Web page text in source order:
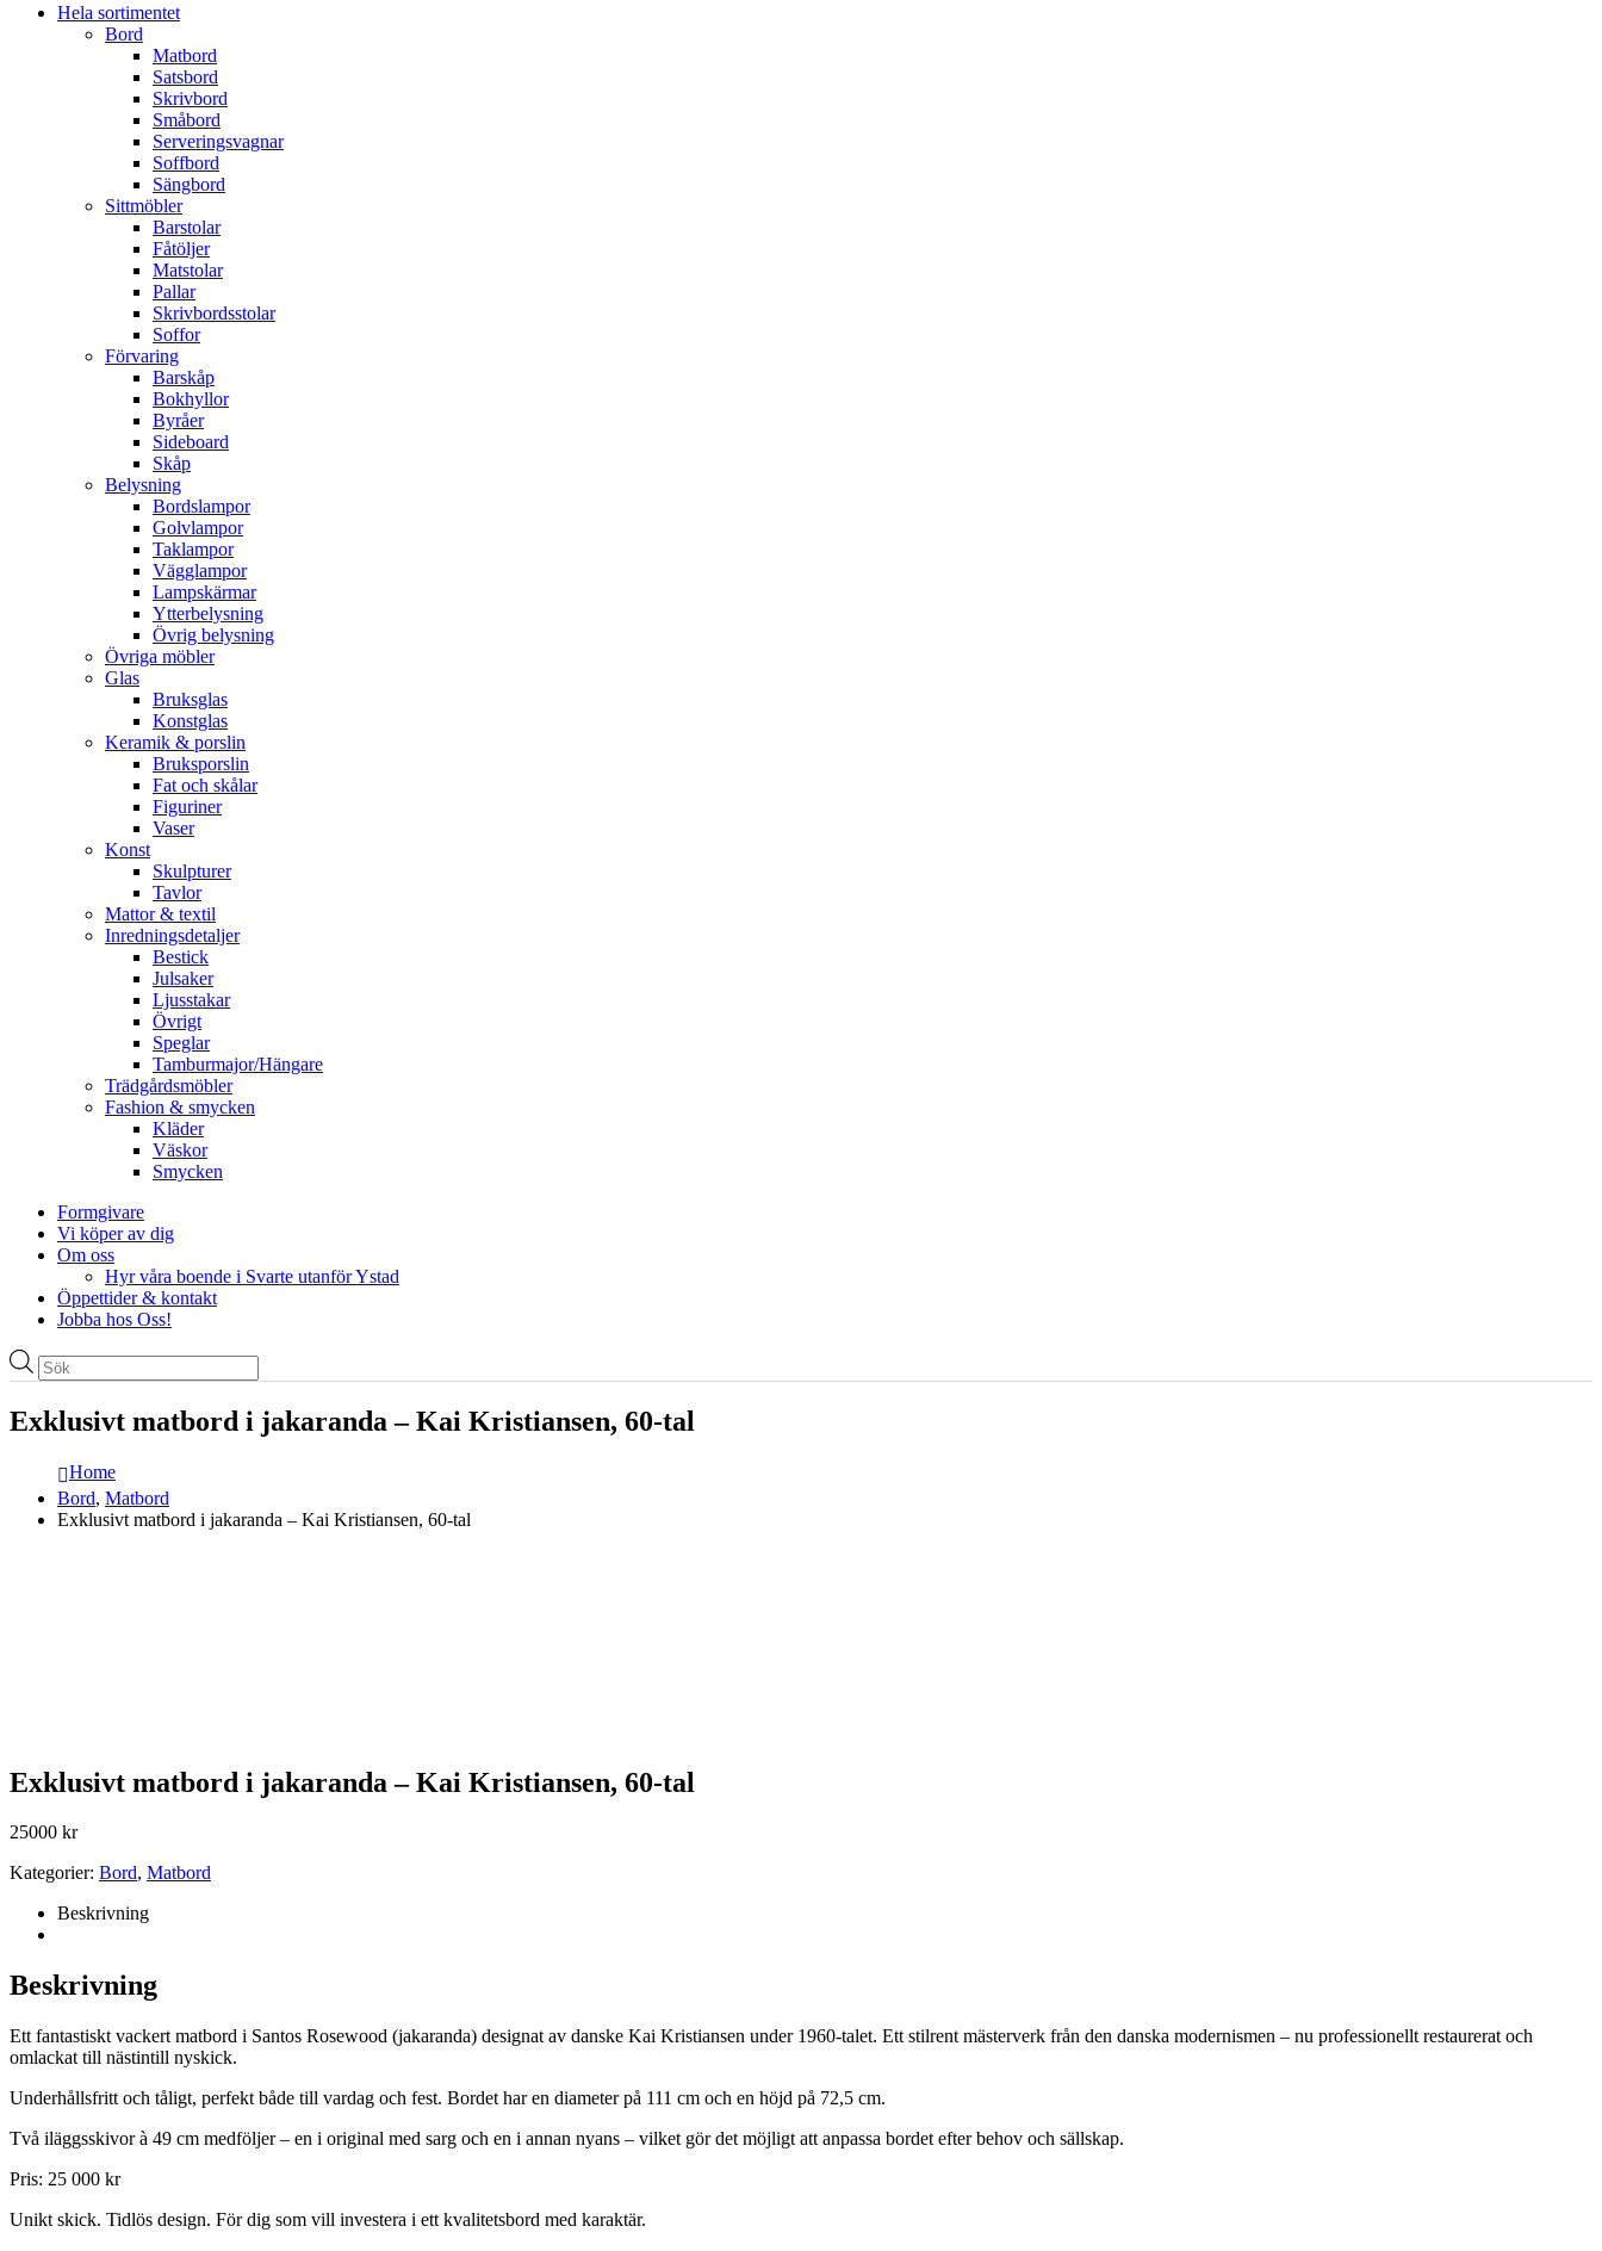
Hela sortimentet
Bord
Matbord
Satsbord
Skrivbord
Småbord
Serveringsvagnar
Soffbord
Sängbord
Sittmöbler
Barstolar
Fåtöljer
Matstolar
Pallar
Skrivbordsstolar
Soffor
Förvaring
Barskåp
Bokhyllor
Byråer
Sideboard
Skåp
Belysning
Bordslampor
Golvlampor
Taklampor
Vägglampor
Lampskärmar
Ytterbelysning
Övrig belysning
Övriga möbler
Glas
Bruksglas
Konstglas
Keramik & porslin
Bruksporslin
Fat och skålar
Figuriner
Vaser
Konst
Skulpturer
Tavlor
Mattor & textil
Inredningsdetaljer
Bestick
Julsaker
Ljusstakar
Övrigt
Speglar
Tamburmajor/Hängare
Trädgårdsmöbler
Fashion & smycken
Kläder
Väskor
Smycken
Formgivare
Vi köper av dig
Om oss
Hyr våra boende i Svarte utanför Ystad
Öppettider & kontakt
Jobba hos Oss!
Produktsökning
Exklusivt matbord i jakaranda – Kai Kristiansen, 60-tal
Home
Bord, Matbord
Exklusivt matbord i jakaranda – Kai Kristiansen, 60-tal
Exklusivt matbord i jakaranda – Kai Kristiansen, 60-tal
25000 kr
Kategorier: Bord, Matbord
Beskrivning
Beskrivning
Ett fantastiskt vackert matbord i Santos Rosewood (jakaranda) designat av danske Kai Kristiansen under 1960-talet. Ett stilrent mästerverk från den danska modernismen – nu professionellt restaurerat och
omlackat till nästintill nyskick.
Underhållsfritt och tåligt, perfekt både till vardag och fest. Bordet har en diameter på 111 cm och en höjd på 72,5 cm.
Två iläggsskivor à 49 cm medföljer – en i original med sarg och en i annan nyans – vilket gör det möjligt att anpassa bordet efter behov och sällskap.
Pris: 25 000 kr
Unikt skick. Tidlös design. För dig som vill investera i ett kvalitetsbord med karaktär.